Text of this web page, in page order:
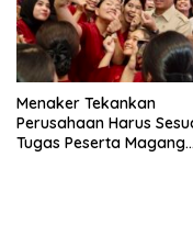
Menaker Tekankan
Perusahaan Harus
Tugas Peserta Magang